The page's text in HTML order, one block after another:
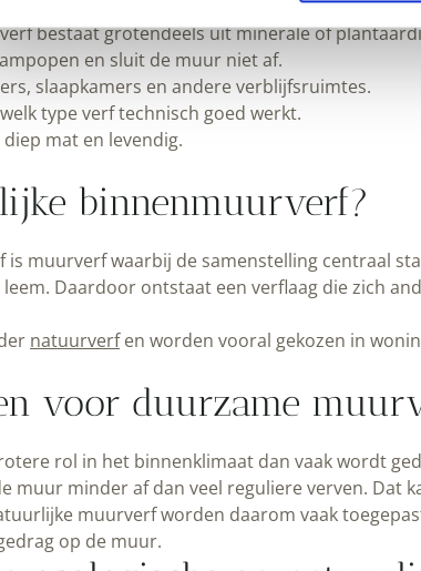
bestaat grotendeels uit minerale of
en sluit de muur niet af.
slaapkamers en andere verblijfsruimtes.
type verf technisch goed werkt.
mat en levendig.
binnenmuurverf?
muurverf waarbij de samenstelling centraal
Daardoor ontstaat een verflaag die zich
natuurverfen worden vooral gekozen in
voor duurzame
rol in het binnenklimaat dan vaak wordt
muur minder af dan veel reguliere verven. Dat
muurverf worden daarom vaak
op de muur.